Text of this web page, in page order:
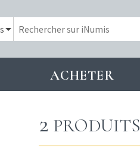
ACHETER
2 PRODUITS